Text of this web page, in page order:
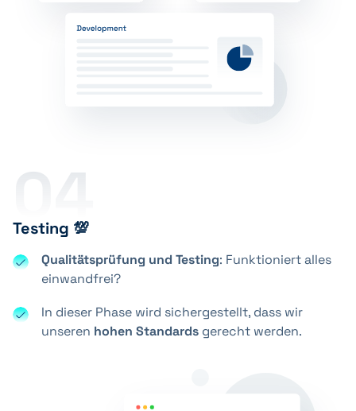
04
Testing 💯
Qualitätsprüfung und Testing: Funktioniert alles
einwandfrei?
In dieser Phase wird sichergestellt, dass wir
unseren hohen Standards gerecht werden.